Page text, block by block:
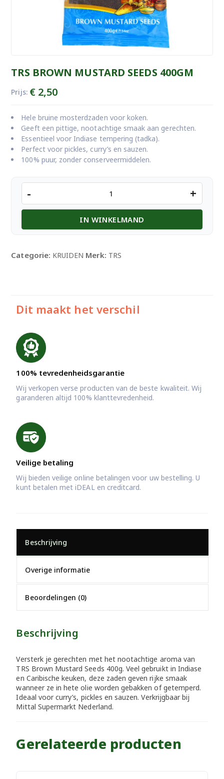
TRS BROWN MUSTARD SEEDS 400GM
Prijs: €2,50
Hele bruine mosterdzaden voor koken.
Geeft een pittige, nootachtige smaak aan gerechten.
Essentieel voor Indiase tempering (tadka).
Perfect voor pickles, curry’s en sauzen.
100% puur, zonder conserveermiddelen.
BROWN
MUSTARD
400GM
- +
IN WINKELMAND
Categorie: KRUIDEN Merk: TRS
Dit maakt het verschil
100% tevredenheidsgarantie
Wij verkopen verse producten van de beste kwaliteit. Wij
garanderen altijd 100% klanttevredenheid.
Veilige betaling
Wij bieden veilige online betalingen voor uw bestelling. U
kunt betalen met iDEAL en creditcard.
Beschrijving
Overige informatie
Beoordelingen (0)
Beschrijving
Versterk je gerechten met het nootachtige aroma van
TRS Brown Mustard Seeds 400g. Veel gebruikt in Indiase
en Caribische keuken, deze zaden geven rijke smaak
wanneer ze in hete olie worden gebakken of getemperd.
Ideaal voor curry’s, pickles en sauzen. Verkrijgbaar bij
Mittal Supermarkt Nederland.
Gerelateerde producten